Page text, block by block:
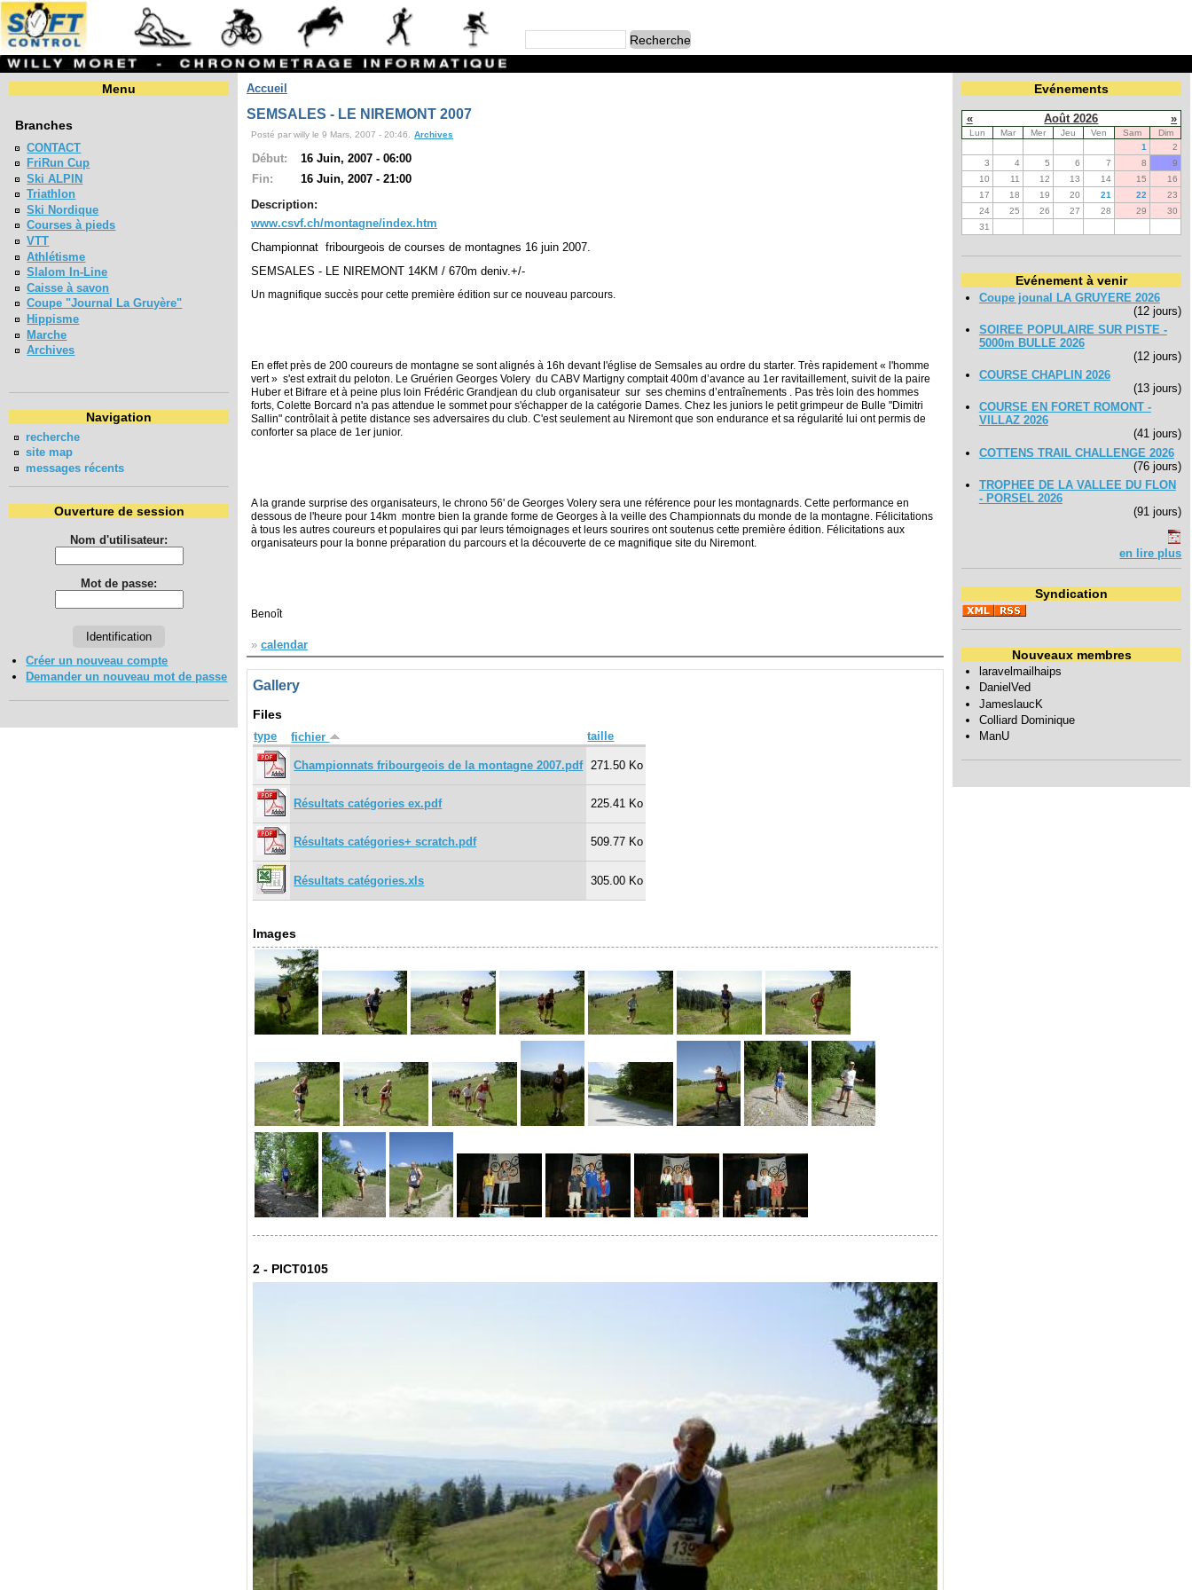
Menu
Branches
CONTACT
FriRun Cup
Ski ALPIN
Triathlon
Ski Nordique
Courses à pieds
VTT
Athlétisme
Slalom In-Line
Caisse à savon
Coupe "Journal La Gruyère"
Hippisme
Marche
Archives
Navigation
recherche
site map
messages récents
Ouverture de session
Nom d'utilisateur:
Mot de passe:
Créer un nouveau compte
Demander un nouveau mot de passe
Accueil
SEMSALES - LE NIREMONT 2007
Posté par willy le 9 Mars, 2007 - 20:46. Archives
Début:
16 Juin, 2007 - 06:00
Fin:
16 Juin, 2007 - 21:00
Description:
www.csvf.ch/montagne/index.htm
Championnat fribourgeois de courses de montagnes 16 juin 2007.
SEMSALES - LE NIREMONT 14KM / 670m deniv.+/-
Un magnifique succès pour cette première édition sur ce nouveau parcours.
En effet près de 200 coureurs de montagne se sont alignés à 16h devant l'église de Semsales au ordre du starter. Très rapidement « l'homme
vert » s'est extrait du peloton. Le Gruérien Georges Volery du CABV Martigny comptait 400m d’avance au 1er ravitaillement, suivit de la paire
Huber et Bifrare et à peine plus loin Frédéric Grandjean du club organisateur sur ses chemins d’entraînements . Pas très loin des hommes
forts, Colette Borcard n'a pas attendue le sommet pour s'échapper de la catégorie Dames. Chez les juniors le petit grimpeur de Bulle "Dimitri
Sallin" contrôlait à petite distance ses adversaires du club. C'est seulement au Niremont que son endurance et sa régularité lui ont permis de
conforter sa place de 1er junior.
A la grande surprise des organisateurs, le chrono 56' de Georges Volery sera une référence pour les montagnards. Cette performance en
dessous de l'heure pour 14km montre bien la grande forme de Georges à la veille des Championnats du monde de la montagne. Félicitations
à tous les autres coureurs et populaires qui par leurs témoignages et leurs sourires ont soutenus cette première édition. Félicitations aux
organisateurs pour la bonne préparation du parcours et la découverte de ce magnifique site du Niremont.
Benoît
» calendar
Gallery
Files
type fichier taille
Championnats fribourgeois de la montagne 2007.pdf 271.50 Ko
Résultats catégories ex.pdf 225.41 Ko
Résultats catégories+ scratch.pdf 509.77 Ko
Résultats catégories.xls 305.00 Ko
Images
2 - PICT0105
Evénements
« Août 2026 »
Lun Mar Mer Jeu Ven Sam
Dim
1
2
3
4 5 6 7 8
9
10
11 12 13 14 15
16
17
18 19 20 21 22
23
24
25 26 27 28 29
30
31
Evénement à venir
Coupe jounal LA GRUYERE 2026
(12 jours)
SOIREE POPULAIRE SUR PISTE -
5000m BULLE 2026
(12 jours)
COURSE CHAPLIN 2026
(13 jours)
COURSE EN FORET ROMONT -
VILLAZ 2026
(41 jours)
COTTENS TRAIL CHALLENGE 2026
(76 jours)
TROPHEE DE LA VALLEE DU FLON
- PORSEL 2026
(91 jours)
en lire plus
Syndication
Nouveaux membres
laravelmailhaips
DanielVed
JameslaucK
Colliard Dominique
ManU